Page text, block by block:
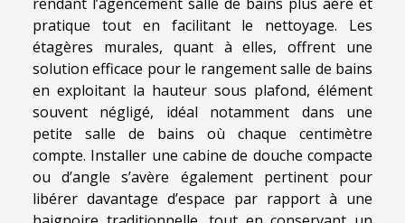
pratique tout en facilitant le nettoyage. Les
étagères murales, quant à elles, offrent une
solution efficace pour le rangement salle de bains
en exploitant la hauteur sous plafond, élément
souvent négligé, idéal notamment dans une
petite salle de bains où chaque centimètre
compte. Installer une cabine de douche compacte
ou d’angle s’avère également pertinent pour
libérer davantage d’espace par rapport à une